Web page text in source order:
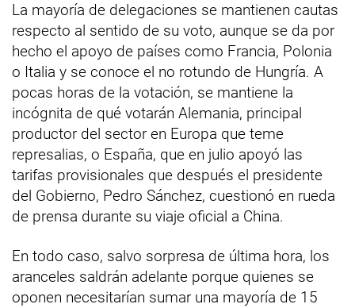
La mayoría de delegaciones se mantienen cautas
respecto al sentido de su voto, aunque se da por
hecho el apoyo de países como Francia, Polonia
o Italia y se conoce el no rotundo de Hungría. A
pocas horas de la votación, se mantiene la
incógnita de qué votarán Alemania, principal
productor del sector en Europa que teme
represalias, o España, que en julio apoyó las
tarifas provisionales que después el presidente
del Gobierno, Pedro Sánchez, cuestionó en rueda
de prensa durante su viaje oficial a China.
En todo caso, salvo sorpresa de última hora, los
aranceles saldrán adelante porque quienes se
oponen necesitarían sumar una mayoría de 15